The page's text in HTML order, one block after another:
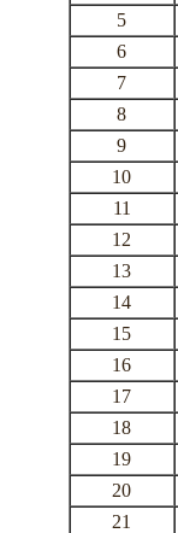
5
6
7
8
9
10
11
12
13
14
15
16
17
18
19
20
21